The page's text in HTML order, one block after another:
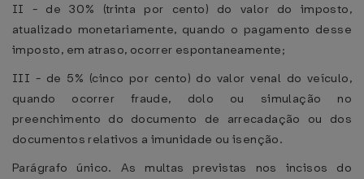
II - de 30% (trinta por cento) do valor do imposto,
atualizado monetariamente, quando o pagamento desse
imposto, em atraso, ocorrer espontaneamente;
III - de 5% (cinco por cento) do valor venal do veículo,
quando ocorrer fraude, dolo ou simulação no
preenchimento do documento de arrecadação ou dos
documentos relativos a imunidade ou isenção.
Parágrafo único. As multas previstas nos incisos do